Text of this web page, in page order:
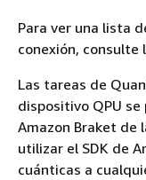
Para ver una lista
conexión, consulte
Las tareas de
dispositivo QPU se
Amazon Braket de
utilizar el SDK de
cuánticas a